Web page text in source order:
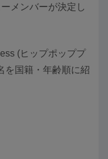
メンバーが決定し
(ヒップポッププ
を国籍・年齢順に紹